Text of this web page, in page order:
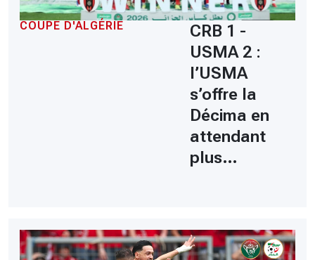
COUPE D'ALGÉRIE
CRB 1 -
USMA 2 :
l’USMA
s’offre la
Décima en
attendant
plus…